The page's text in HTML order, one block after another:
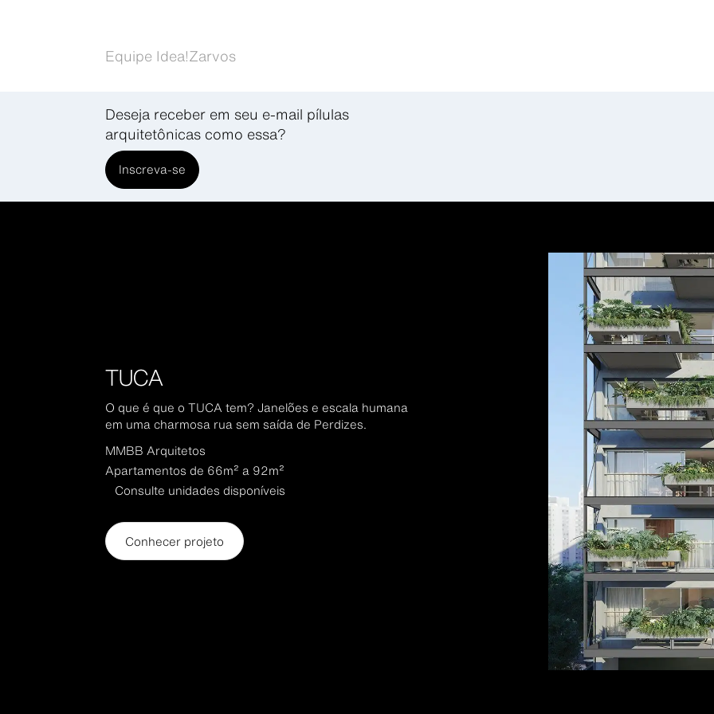
Equipe Idea!Zarvos
Deseja receber em seu e-mail pílulas
arquitetônicas como essa?
Inscreva-se
TUCA
O que é que o TUCA tem? Janelões e escala humana
em uma charmosa rua sem saída de Perdizes.
MMBB Arquitetos
Apartamentos de 66m² a 92m²
Consulte unidades disponíveis
Conhecer projeto